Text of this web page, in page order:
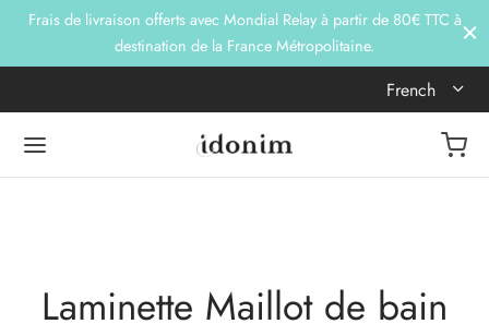
Frais de livraison offerts avec Mondial Relay à partir de 80€ TTC à
destination de la France Métropolitaine.
French
Laminette Maillot de bain